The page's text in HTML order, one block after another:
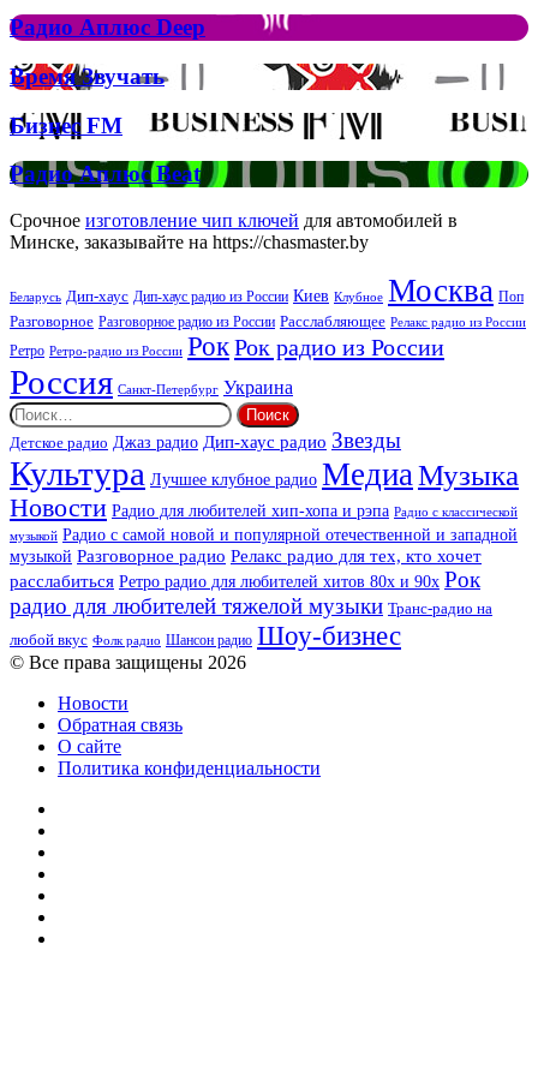
Джона
та
Брітні
Спірс
Рок
Радио
Аплюс
Deep
Радио Аплюс Deep
Время
Звучать
Время Звучать
Бизнес
Бизнес FM
Радио
Аплюс
Beat
Радио Аплюс Beat
Срочное изготовление чип ключей для автомобилей в
Минске, заказывайте на https://chasmaster.by
Беларусь Дип-хаус Дип-хаус радио из России Киев Клубное Москва Поп
Разговорное Разговорное радио из России Расслабляющее Релакс радио из России
Ретро Ретро-радио из России РокРок радио из России
Россия Санкт-Петербург Украина
Найти:
Детское радио Джаз радио Дип-хаус радио Звезды
Культура Лучшее клубное радио МедиаМузыка
Новости Радио для любителей хип-хопа и рэпа Радио с классической
музыкой Радио с самой новой и популярной отечественной и западной
музыкой Разговорное радио Релакс радио для тех, кто хочет
расслабиться Ретро радио для любителей хитов 80х и 90х Рок
радио для любителей тяжелой музыки Транс-радио на
любой вкус Фолк радио Шансон радио Шоу-бизнес
© Все права защищены 2026
Новости
Обратная связь
О сайте
Политика конфиденциальности